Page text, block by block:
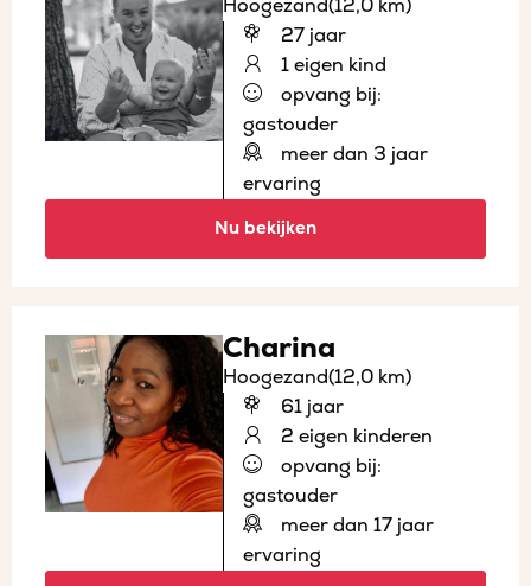
Hoogezand(12,0 km)
27 jaar
1 eigen kind
opvang bij:
gastouder
meer dan 3 jaar
ervaring
Nu bekijken
Charina
Hoogezand(12,0 km)
61 jaar
2 eigen kinderen
opvang bij:
gastouder
meer dan 17 jaar
ervaring